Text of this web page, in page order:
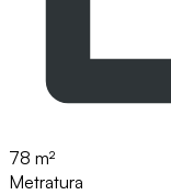
78 m²
Metratura